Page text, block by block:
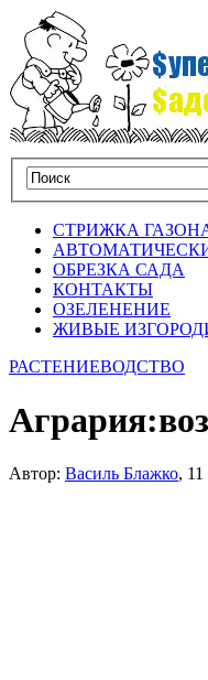
СТРИЖКА
ОБРЕЗКА САДА
КОНТАКТЫ
ОЗЕЛЕНЕНИЕ
ЖИВЫЕ
РАСТЕНИЕВОДСТВО
Автор: Василь Блажко,